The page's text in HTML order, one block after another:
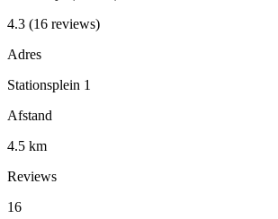
4.3 (16 reviews)
Adres
Stationsplein 1
Afstand
4.5 km
Reviews
16